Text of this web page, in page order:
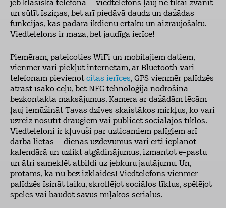
jeb klasiskā telefona – viedtelefons ļauj ne tikai zvanīt
un sūtīt īsziņas, bet arī piedāvā daudz un dažādas
funkcijas, kas padara ikdienu ērtāku un aizraujošāku.
Viedtelefons ir maza, bet jaudīga ierīce!
Piemēram, pateicoties WiFi un mobilajiem datiem,
vienmēr vari piekļūt internetam, ar Bluetooth vari
telefonam pievienot citas ierīces, GPS vienmēr palīdzēs
atrast īsāko ceļu, bet NFC tehnoloģija nodrošina
bezkontakta maksājumus. Kamera ar dažādām lēcām
ļauj iemūžināt Tavas dzīves skaistākos mirkļus, ko vari
uzreiz nosūtīt draugiem vai publicēt sociālajos tīklos.
Viedtelefoni ir kļuvuši par uzticamiem palīgiem arī
darba lietās – dienas uzdevumus vari ērti ieplānot
kalendārā un uzlikt atgādinājumus, izmantot e-pastu
un ātri sameklēt atbildi uz jebkuru jautājumu. Un,
protams, kā nu bez izklaides! Viedtelefons vienmēr
palīdzēs īsināt laiku, skrollējot sociālos tīklus, spēlējot
spēles vai baudot savus mīļākos seriālus.